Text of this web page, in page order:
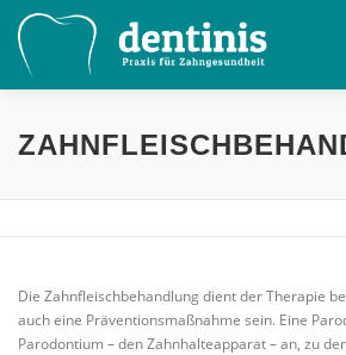
Inhalt
springen
LEISTUNGEN TERMIN BUCHEN
JOBS IMPRESSUM
Die Zahnfleischbehandlung dient der Therapie
auch eine Präventionsmaßnahme sein. Eine
Parodontium – den Zahnhalteapparat – an, zu